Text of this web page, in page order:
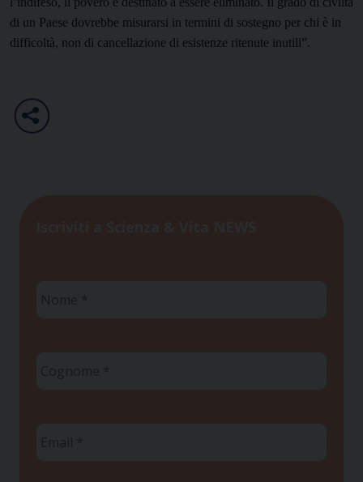
di un Paese dovrebbe misurarsi in termini di sostegno per chi è in
difficoltà, non di cancellazione di esistenze ritenute inutili”.